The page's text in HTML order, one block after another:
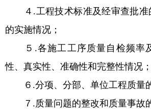
４.工程技术标准及经审查批准
的实施情况；
５.各施工工序质量自检频率
性、真实性、准确性和完整性情况；
６.分项、分部、单位工程质量的
７.质量问题的整改和质量事故的